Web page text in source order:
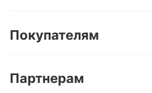
Кварц-винил и LVT-плитка
Ламинат
Покупателям
Условия доставки
Партнерам